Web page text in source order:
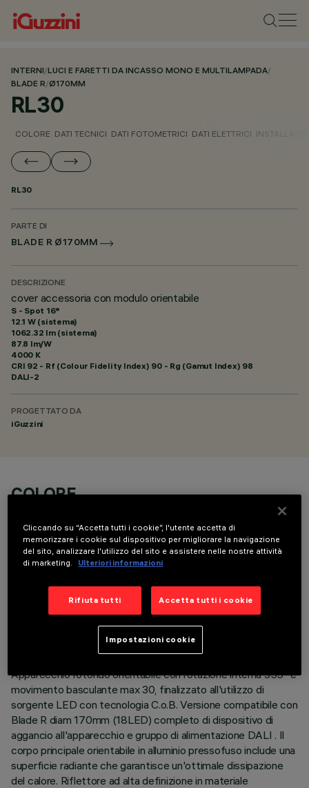
INTERNI/LUCI E FARETTI DA INCASSO MONO E MULTILAMPADA/
BLADE R/Ø170MM
RL30
COLORE DATI TECNICI DATI FOTOMETRICI DATI ELETTRICI
RL30
PARTE DI
BLADE R Ø170MM
DESCRIZIONE
cover accessoria con modulo orientabile
S - Spot 16°
12.1 W (sistema)
1062.32 lm (sistema)
87.8 lm/W
4000 K
CRI 92 - Rf (Colour Fidelity Index) 90 - Rg (Gamut Index) 98
DALI-2
PROGETTATO DA
iGuzzini
COLORE
DATI TECNICI
ULTIMO AGGIORNAMENTO: 06/08/2026
Apparecchio rotondo orientabile con rotazione interna 355° e
movimento basculante max 30, finalizzato all'utilizzo di
sorgente LED con tecnologia C.o.B. Versione compatibile con
Blade R diam 170mm (18LED) completo di dispositivo di
aggancio all'apparecchio e gruppo di alimentazione DALI . Il
corpo principale orientabile in alluminio pressofuso include una
superficie radiante che garantisce un'ottimale dissipazione
del calore. Riflettore ad alta definizione in materiale
Cliccando su “Accetta tutti i cookie”, l'utente accetta di
memorizzare i cookie sul dispositivo per migliorare la navigazione
del sito, analizzare l'utilizzo del sito e assistere nelle nostre attività
di marketing.
Ulteriori informazioni
Rifiuta tutti Accetta tutti i cookie
Impostazioni cookie